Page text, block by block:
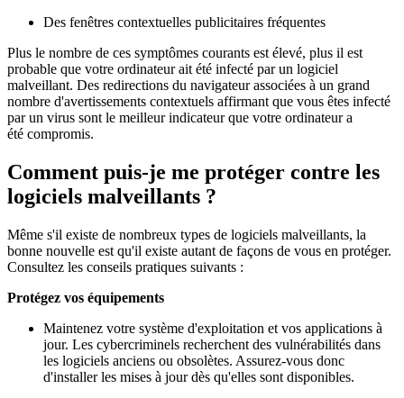
Des fenêtres contextuelles publicitaires fréquentes
Plus le nombre de ces symptômes courants est élevé, plus il est
probable que votre ordinateur ait été infecté par un logiciel
malveillant. Des redirections du navigateur associées à un grand
nombre d'avertissements contextuels affirmant que vous êtes infecté
par un virus sont le meilleur indicateur que votre ordinateur a
été compromis.
Comment puis-je me protéger contre les
logiciels malveillants ?
Même s'il existe de nombreux types de logiciels malveillants, la
bonne nouvelle est qu'il existe autant de façons de vous en protéger.
Consultez les conseils pratiques suivants :
Protégez vos équipements
Maintenez votre système d'exploitation et vos applications à
jour. Les cybercriminels recherchent des vulnérabilités dans
les logiciels anciens ou obsolètes. Assurez-vous donc
d'installer les mises à jour dès qu'elles sont disponibles.